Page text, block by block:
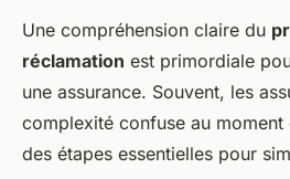
Une compréhension claire du
réclamation est primordiale
une assurance. Souvent, les
complexité confuse au moment
des étapes essentielles pour